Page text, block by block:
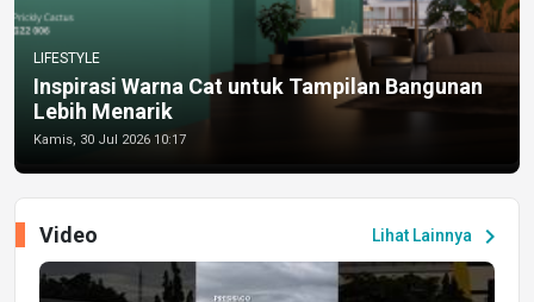
LIFESTYLE
Inspirasi Warna Cat untuk Tampilan Bangunan
Lebih Menarik
Kamis, 30 Jul 2026 10:17
Lihat Lainnya chevron_right
Video